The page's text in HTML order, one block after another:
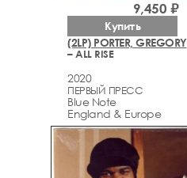
(2LP) PORTER, GREGORY
– ALL RISE
2020
ПЕРВЫЙ ПРЕСС
Blue Note
England & Europe
9,450 ₽
Купить